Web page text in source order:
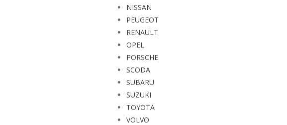
NISSAN
PEUGEOT
RENAULT
OPEL
PORSCHE
SCODA
SUBARU
SUZUKI
TOYOTA
VOLVO